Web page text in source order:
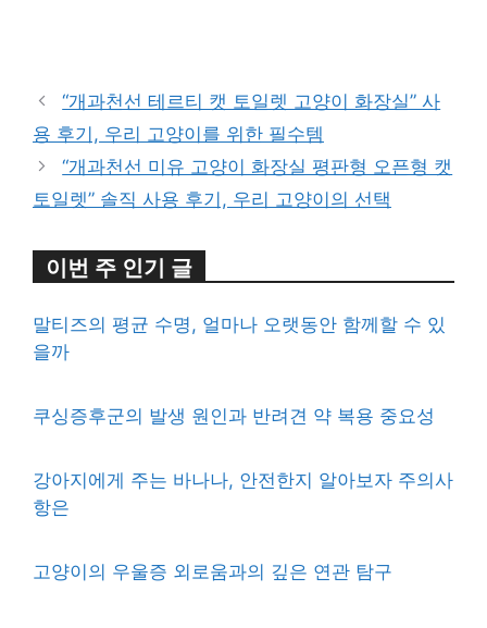
“개과천선 테르티 캣 토일렛 고양이 화장실” 사
용 후기, 우리 고양이를 위한 필수템
“개과천선 미유 고양이 화장실 평판형 오픈형 캣
토일렛” 솔직 사용 후기, 우리 고양이의 선택
이번 주 인기 글
말티즈의 평균 수명, 얼마나 오랫동안 함께할 수 있
을까
쿠싱증후군의 발생 원인과 반려견 약 복용 중요성
강아지에게 주는 바나나, 안전한지 알아보자 주의사
항은
고양이의 우울증 외로움과의 깊은 연관 탐구